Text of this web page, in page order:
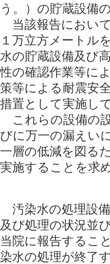
う。）の貯蔵設備
当該報告におい
１万立方メートル
水の貯蔵設備及び
性の確認作業等に
策等による耐震安
措置として実施し
これらの設備の
びに万一の漏えい
一層の低減を図る
実施することを求
汚染水の処理設
及び処理の状況並
当院に報告するこ
染水の処理が終了